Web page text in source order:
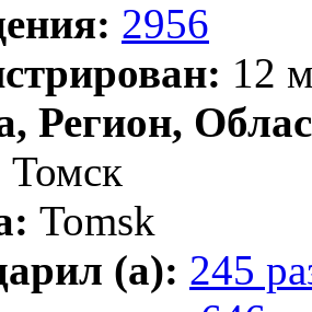
2956
12
Регион,
Томск
Tomsk
(а): 245